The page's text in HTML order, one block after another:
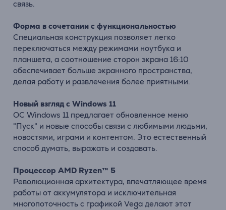
связь.
Форма в сочетании с функциональностью
Специальная конструкция позволяет легко
переключаться между режимами ноутбука и
планшета, а соотношение сторон экрана 16:10
обеспечивает больше экранного пространства,
делая работу и развлечения более приятными.
Новый взгляд с Windows 11
ОС Windows 11 предлагает обновленное меню
"Пуск" и новые способы связи с любимыми людьми,
новостями, играми и контентом. Это естественный
способ думать, выражать и создавать.
Процессор AMD Ryzen™ 5
Революционная архитектура, впечатляющее время
работы от аккумулятора и исключительная
многопоточность с графикой Vega делают этот